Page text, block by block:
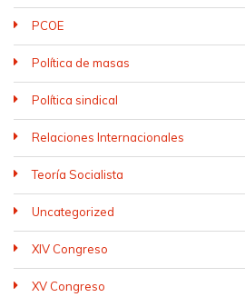
PCOE
Política de masas
Política sindical
Relaciones Internacionales
Teoría Socialista
Uncategorized
XIV Congreso
XV Congreso